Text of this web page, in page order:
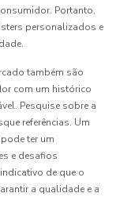
Portanto,
personalizados e
também são
com um histórico
Pesquise sobre a
referências. Um
ter um
e desafios
de que o
a qualidade e a